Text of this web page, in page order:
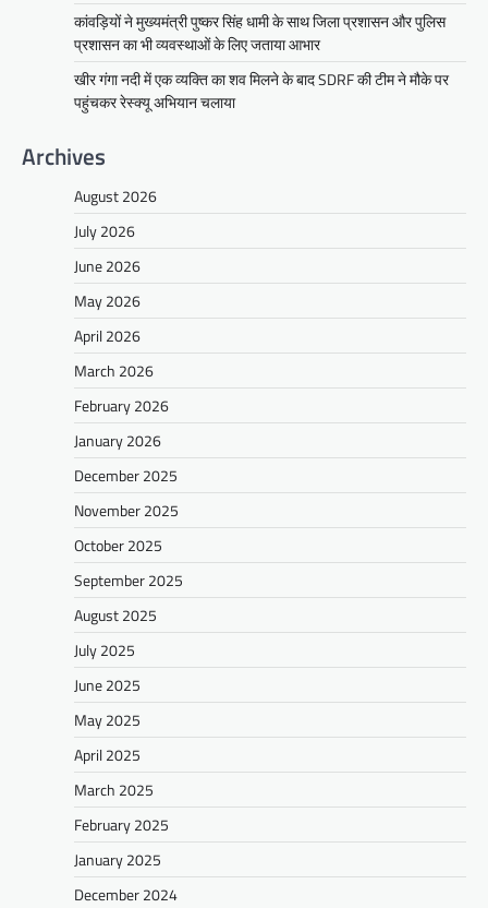
कांवड़ियों ने मुख्यमंत्री पुष्कर सिंह धामी के साथ जिला प्रशासन और पुलिस
प्रशासन का भी व्यवस्थाओं के लिए जताया आभार
खीर गंगा नदी में एक व्यक्ति का शव मिलने के बाद SDRF की टीम ने मौके पर
पहुंचकर रेस्क्यू अभियान चलाया
Archives
August 2026
July 2026
June 2026
May 2026
April 2026
March 2026
February 2026
January 2026
December 2025
November 2025
October 2025
September 2025
August 2025
July 2025
June 2025
May 2025
April 2025
March 2025
February 2025
January 2025
December 2024